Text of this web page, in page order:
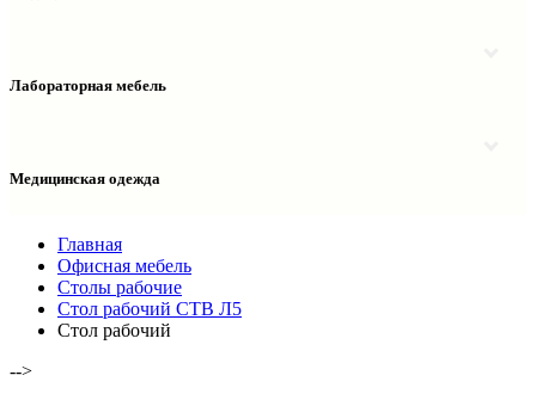
Столы рабочие
Шкафы колонки
Шкафы колонки медицинские
Лабораторная мебель
Тумбы мойки лабораторные
Медицинская одежда
Главная
Офисная мебель
Столы рабочие
Стол рабочий СТВ Л5
Стол рабочий
-->